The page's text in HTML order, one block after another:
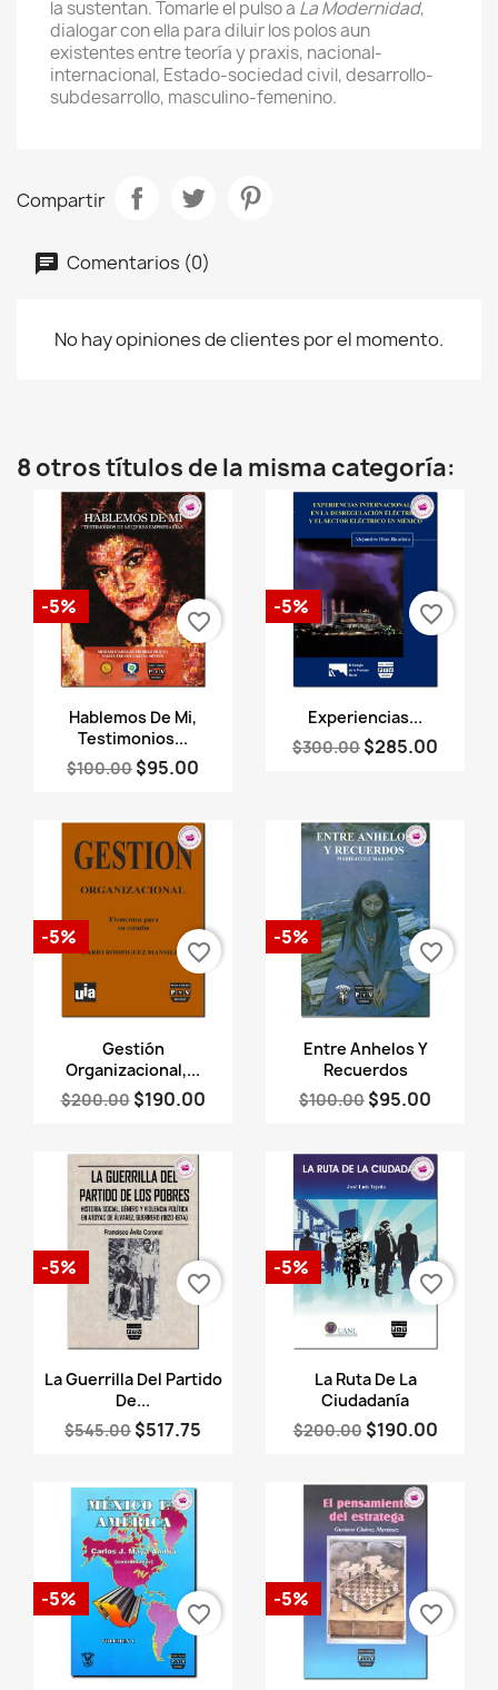
la sustentan. Tomarle el pulso a La Modernidad,
dialogar con ella para diluir los polos aun
existentes entre teoría y praxis, nacional-
internacional, Estado-sociedad civil, desarrollo-
subdesarrollo, masculino-femenino.
Compartir
Comentarios (0)
No hay opiniones de clientes por el momento.
8 otros títulos de la misma categoría:
Vista rápida
Hablemos De Mi,
Testimonios...
$100.00 $95.00
-5%
favorite_border
Vista rápida
Experiencias...
$300.00 $285.00
-5% favorite_border
Vista rápida
Gestión
Organizacional,...
$200.00 $190.00
-5%
favorite_border
Vista rápida
Entre Anhelos Y
Recuerdos
$100.00 $95.00
-5%
favorite_border
Vista rápida
La Guerrilla Del Partido
De...
$545.00 $517.75
-5%
favorite_border
Vista rápida
La Ruta De La
Ciudadanía
$200.00 $190.00
-5%
favorite_border
-5%
favorite_border
-5%
favorite_border